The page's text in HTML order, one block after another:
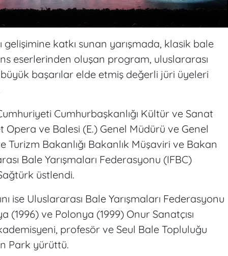
gelişimine katkı sunan yarışmada, klasik bale
eserlerinden oluşan program, uluslararası
başarılar elde etmiş değerli jüri üyeleri
Cumhurbaşkanlığı Kültür ve Sanat
Opera ve Balesi (E.) Genel Müdürü ve Genel
Bakanlığı Bakanlık Müşaviri ve Bakan
Bale Yarışmaları Federasyonu (IFBC)
üstlendi.
ise Uluslararası Bale Yarışmaları Federasyonu
(1996) ve Polonya (1999) Onur Sanatçısı
profesör ve Seul Bale Topluluğu
Park yürüttü.